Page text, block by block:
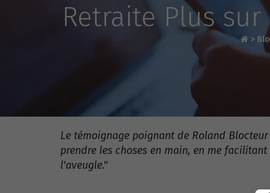
Retraite Plus
>
Le témoignage poignant de Roland
prendre les choses en main, en me
l'aveugle."